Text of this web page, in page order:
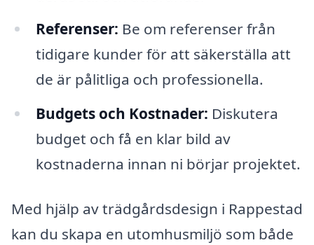
Referenser: Be om referenser från
tidigare kunder för att säkerställa att
de är pålitliga och professionella.
Budgets och Kostnader: Diskutera
budget och få en klar bild av
kostnaderna innan ni börjar projektet.
Med hjälp av trädgårdsdesign i Rappestad
kan du skapa en utomhusmiljö som både